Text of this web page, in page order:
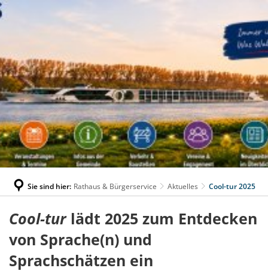
Sie sind hier: Rathaus & Bürgerservice Aktuelles Cool-tur 2025
Cool-turlädt 2025 zum Entdecken
von Sprache(n) und
Sprachschätzen ein